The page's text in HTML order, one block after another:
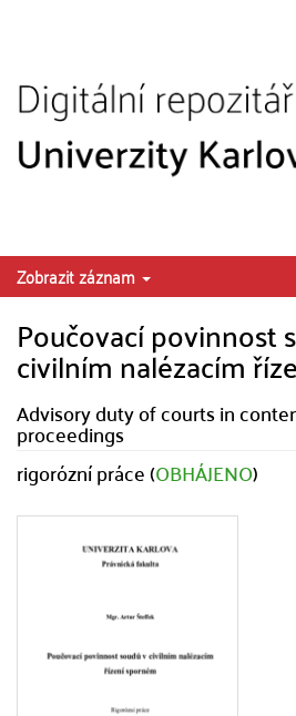
Zobrazit záznam
Poučovací povinnost
civilním nalézacím
Advisory duty of courts in
proceedings
rigorózní práce (OBHÁJENO)